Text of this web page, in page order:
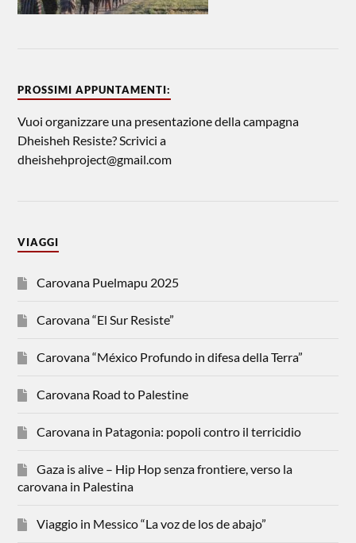
PROSSIMI APPUNTAMENTI:
Vuoi organizzare una presentazione della campagna
Dheisheh Resiste? Scrivici a
dheishehproject@gmail.com
VIAGGI
Carovana Puelmapu 2025
Carovana “El Sur Resiste”
Carovana “México Profundo in difesa della Terra”
Carovana Road to Palestine
Carovana in Patagonia: popoli contro il terricidio
Gaza is alive – Hip Hop senza frontiere, verso la
carovana in Palestina
Viaggio in Messico “La voz de los de abajo”